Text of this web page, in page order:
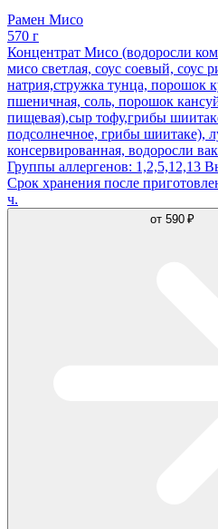
Рамен Мисо
570 г
Концентрат Мисо (водоросли
мисо светлая, соус соевый, соус
натрия,стружка тунца, порошок
пшеничная, соль, порошок
пищевая),сыр тофу,грибы
подсолнечное, грибы шиитаке),
консервированная, водоросли
Группы аллергенов: 1,2,5,12,13
Срок хранения после
ч.
от 590 ₽